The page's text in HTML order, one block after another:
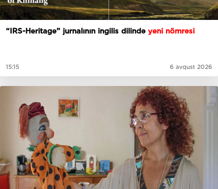
“IRS-Heritage” jurnalının ingilis dilində yeni nömrəsi
15:15 6 avqust 2026